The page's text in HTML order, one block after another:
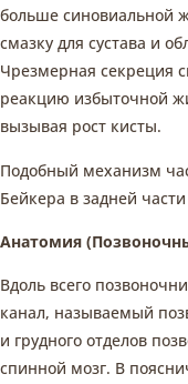
больше синовиальной
смазку для сустава и
Чрезмерная секреция
реакцию избыточной
вызывая рост кисты.
Подобный механизм
Бейкера в задней
Анатомия
Вдоль всего
канал, называемый
и грудного отделов
спинной мозг. В